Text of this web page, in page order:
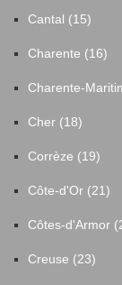
Cantal (15)
Charente (16)
Charente-
Cher (18)
Corrèze (19)
Côte-d'Or (21)
Côtes-d'Armor
Creuse (23)